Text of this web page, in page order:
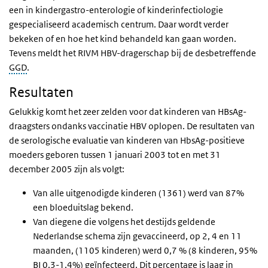
een in kindergastro-enterologie of kinderinfectiologie
gespecialiseerd academisch centrum. Daar wordt verder
bekeken of en hoe het kind behandeld kan gaan worden.
Tevens meldt het RIVM HBV-dragerschap bij de desbetreffende
GGD.
Resultaten
Gelukkig komt het zeer zelden voor dat kinderen van HBsAg-
draagsters ondanks vaccinatie HBV oplopen. De resultaten van
de serologische evaluatie van kinderen van HbsAg-positieve
moeders geboren tussen 1 januari 2003 tot en met 31
december 2005 zijn als volgt:
Van alle uitgenodigde kinderen (1361) werd van 87%
een bloeduitslag bekend.
Van diegene die volgens het destijds geldende
Nederlandse schema zijn gevaccineerd, op 2, 4 en 11
maanden, (1105 kinderen) werd 0,7 % (8 kinderen, 95%
BI 0.3-1.4%) geïnfecteerd. Dit percentage is laag in